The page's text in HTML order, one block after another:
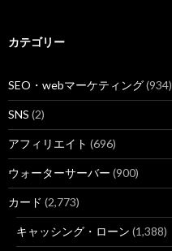
カテゴリー
SEO・webマーケティング(934)
SNS (2)
アフィリエイト (696)
ウォーターサーバー (900)
カード (2,773)
キャッシング・ローン (1,388)